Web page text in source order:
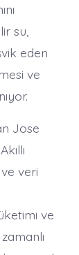
su,
eden
ve
Jose
veri
ve